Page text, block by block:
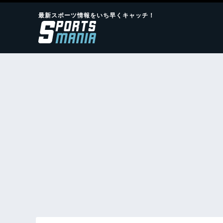
最新スポーツ情報をいち早くキャッチ！